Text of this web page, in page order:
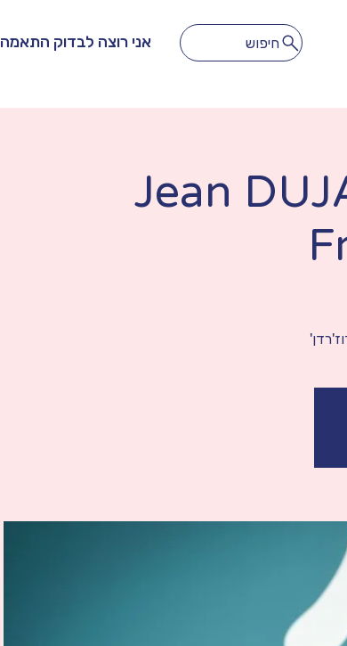
חיפוש אני רוצה לבדוק התאמה
Jean